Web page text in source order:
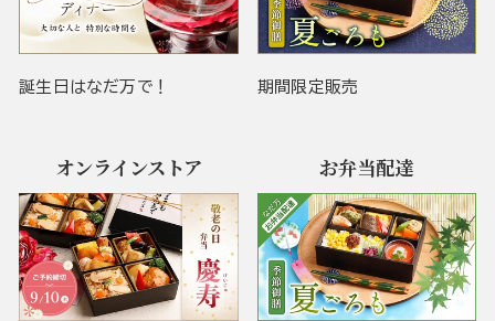
誕生日はなだ万で！ 期間限定販売
オンラインストア お弁当配達